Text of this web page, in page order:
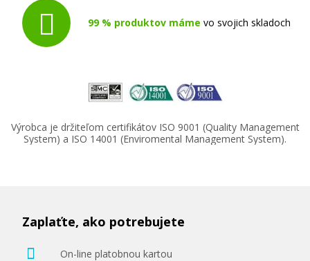
188,90 €
Pridať do košíka
99 % produktov máme vo svojich skladoch
Výrobca je držiteľom certifikátov ISO 9001 (Quality Management
System) a ISO 14001 (Enviromental Management System).
Zaplaťte, ako potrebujete
On-line platobnou kartou